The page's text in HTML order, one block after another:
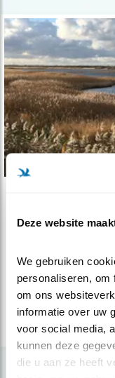
Deze website
We gebruiken
personaliseren,
om ons
informatie over uw
voor social media,
kunnen deze
die u aan ze heeft
Vogelkijkhut
mooier gemaakt
lees meer